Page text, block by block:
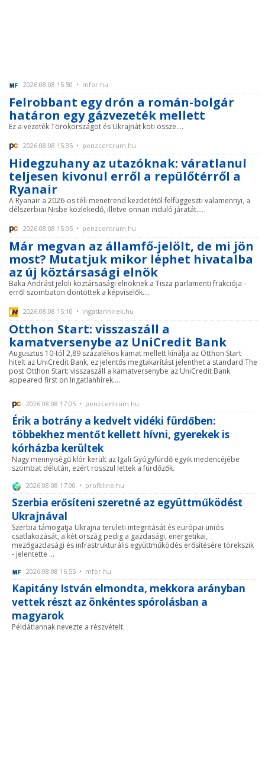
2026.08.08 15:50 • mfor.hu
Felrobbant egy drón a román-bolgár
határon egy gázvezeték mellett
Ez a vezeték Törökországot és Ukrajnát köti össze....
2026.08.08 15:35 • penzcentrum.hu
Hidegzuhany az utazóknak: váratlanul
teljesen kivonul erről a repülőtérről a
Ryanair
A Ryanair a 2026-os téli menetrend kezdetétől felfüggeszti valamennyi, a
délszerbiai Nisbe közlekedő, illetve onnan induló járatát....
2026.08.08 15:05 • penzcentrum.hu
Már megvan az államfő-jelölt, de mi jön
most? Mutatjuk mikor léphet hivatalba
az új köztársasági elnök
Baka Andrást jelöli köztársasági elnöknek a Tisza parlamenti frakciója -
erről szombaton döntöttek a képviselők....
2026.08.08 15:10 • ingatlanhirek.hu
Otthon Start: visszaszáll a
kamatversenybe az UniCredit Bank
Augusztus 10-tól 2,89 százalékos kamat mellett kínálja az Otthon Start
hitelt az UniCredit Bank, ez jelentős megtakarítást jelenthet a standard The
post Otthon Start: visszaszáll a kamatversenybe az UniCredit Bank
appeared first on Ingatlanhírek....
2026.08.08 17:05 • penzcentrum.hu
Érik a botrány a kedvelt vidéki fürdőben:
többekhez mentőt kellett hívni, gyerekek is
kórházba kerültek
Nagy mennyiségű klór került az Igali Gyógyfürdő egyik medencéjébe
szombat délután, ezért rosszul lettek a fürdőzők.
2026.08.08 17:00 • profitline.hu
Szerbia erősíteni szeretné az együttműködést
Ukrajnával
Szerbia támogatja Ukrajna területi integritását és európai uniós
csatlakozását, a két ország pedig a gazdasági, energetikai,
mezőgazdasági és infrastrukturális együttműködés erősítésére törekszik
- jelentette ...
2026.08.08 16:55 • mfor.hu
Kapitány István elmondta, mekkora arányban
vettek részt az önkéntes spórolásban a
magyarok
Példátlannak nevezte a részvételt.